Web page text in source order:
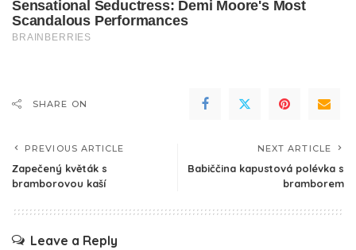
SHARE ON
PREVIOUS ARTICLE
Zapečený květák s
bramborovou kaší
NEXT ARTICLE
Babiččina kapustová polévka s
bramborem
Leave a Reply